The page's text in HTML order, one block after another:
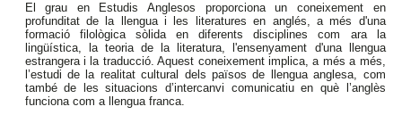
El grau en Estudis Anglesos proporciona un coneixement en
profunditat de la llengua i les literatures en anglés, a més d'una
formació filològica sòlida en diferents disciplines com ara la
lingüística, la teoria de la literatura, l'ensenyament d'una llengua
estrangera i la traducció. Aquest coneixement implica, a més a més,
l’estudi de la realitat cultural dels països de llengua anglesa, com
també de les situacions d’intercanvi comunicatiu en què l’anglès
funciona com a llengua franca.